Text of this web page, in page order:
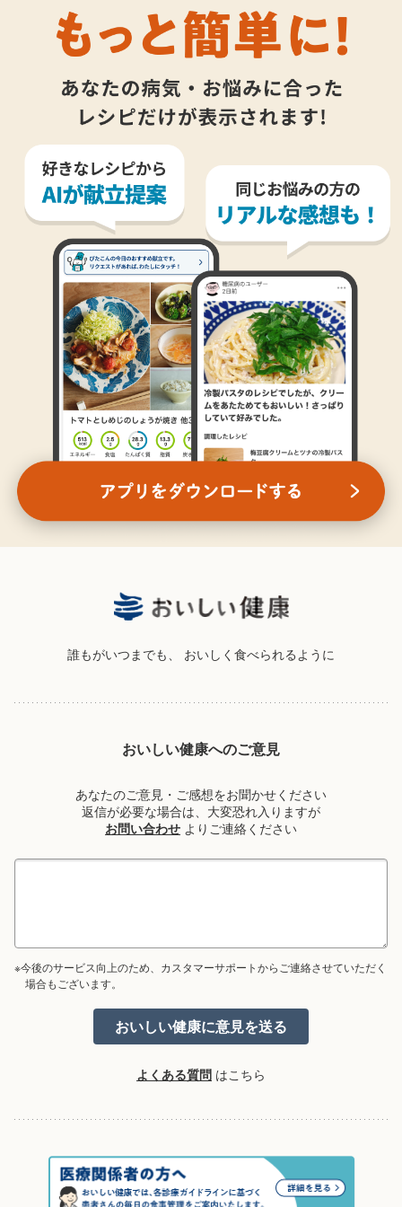
誰もがいつまでも、 おいしく食べられるように
おいしい健康へのご意見
あなたのご意見・ご感想をお聞かせください
返信が必要な場合は、大変恐れ入りますが
お問い合わせ よりご連絡ください
※今後のサービス向上のため、カスタマーサポートからご連絡させていただく
場合もございます。
よくある質問 はこちら